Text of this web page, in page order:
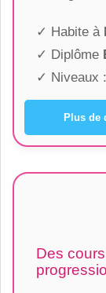
✓ Habite à
✓ Diplôme
✓ Niveaux :
Plus de
Des